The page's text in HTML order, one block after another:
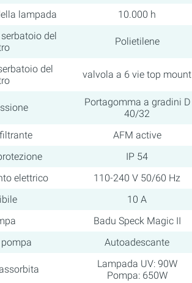
lampada
10.000 h
del
Polietilene
del
valvola a 6 vie top mount
Portagomma a gradini D
40/32
AFM active
IP 54
elettrico
110-240 V 50/60 Hz
10 A
Badu Speck Magic II
Autoadescante
Lampada UV: 90W
Pompa: 650W